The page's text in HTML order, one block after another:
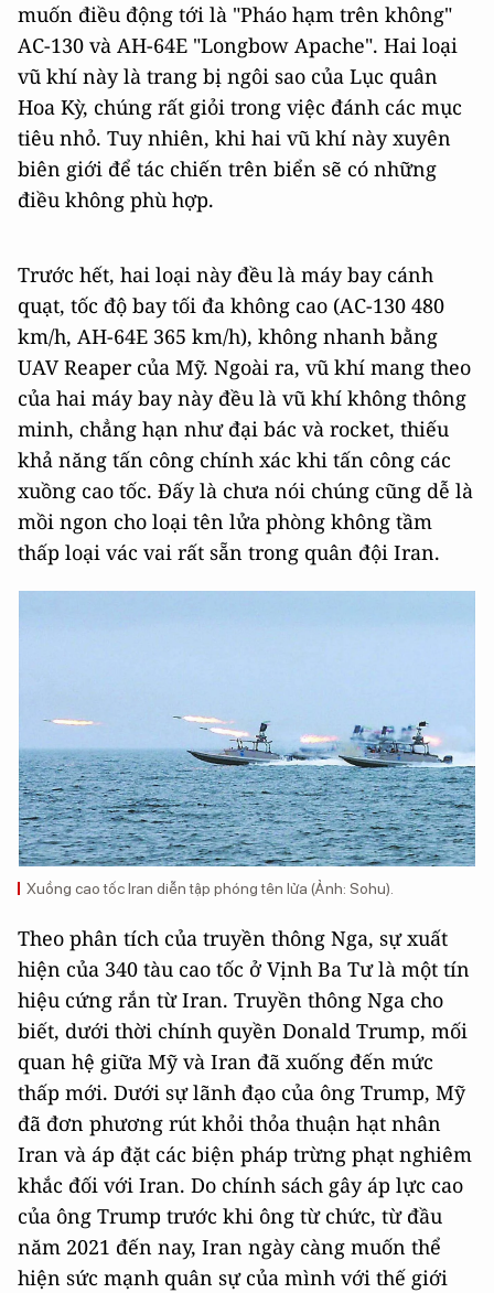
muốn điều động tới là "Pháo hạm trên không"
AC-130 và AH-64E "Longbow Apache". Hai loại
vũ khí này là trang bị ngôi sao của Lục quân
Hoa Kỳ, chúng rất giỏi trong việc đánh các mục
tiêu nhỏ. Tuy nhiên, khi hai vũ khí này xuyên
biên giới để tác chiến trên biển sẽ có những
điều không phù hợp.
Trước hết, hai loại này đều là máy bay cánh
quạt, tốc độ bay tối đa không cao (AC-130 480
km/h, AH-64E 365 km/h), không nhanh bằng
UAV Reaper của Mỹ. Ngoài ra, vũ khí mang theo
của hai máy bay này đều là vũ khí không thông
minh, chẳng hạn như đại bác và rocket, thiếu
khả năng tấn công chính xác khi tấn công các
xuồng cao tốc. Đấy là chưa nói chúng cũng dễ là
mồi ngon cho loại tên lửa phòng không tầm
thấp loại vác vai rất sẵn trong quân đội Iran.
Xuồng cao tốc Iran diễn tập phóng tên lửa (Ảnh: Sohu).
Theo phân tích của truyền thông Nga, sự xuất
hiện của 340 tàu cao tốc ở Vịnh Ba Tư là một tín
hiệu cứng rắn từ Iran. Truyền thông Nga cho
biết, dưới thời chính quyền Donald Trump, mối
quan hệ giữa Mỹ và Iran đã xuống đến mức
thấp mới. Dưới sự lãnh đạo của ông Trump, Mỹ
đã đơn phương rút khỏi thỏa thuận hạt nhân
Iran và áp đặt các biện pháp trừng phạt nghiêm
khắc đối với Iran. Do chính sách gây áp lực cao
của ông Trump trước khi ông từ chức, từ đầu
năm 2021 đến nay, Iran ngày càng muốn thể
hiện sức mạnh quân sự của mình với thế giới